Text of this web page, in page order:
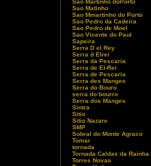
Sao Martinho doPorto
Sao Matinho
Sao Mmartinho do Porto
Sao Pedro da Cadeira
Sao Pedro de Moel
Sao Vicente do Paul
Sapeira
Serra D el Rey
Serra d Elrei
Serra da Pescaria
Serra de El-Rei
Serra de Pescaria
Serra des Manges
Serra do Bouro
serra do bourro
Serra dos Manges
Sintra
Sitio
Sitio Nazare
SMP
Sobral do Monte Agraco
Tomar
tornada
Tornada Caldas da Rainha
Torres Novas